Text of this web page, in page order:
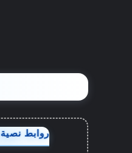
روابط نصية AA2492